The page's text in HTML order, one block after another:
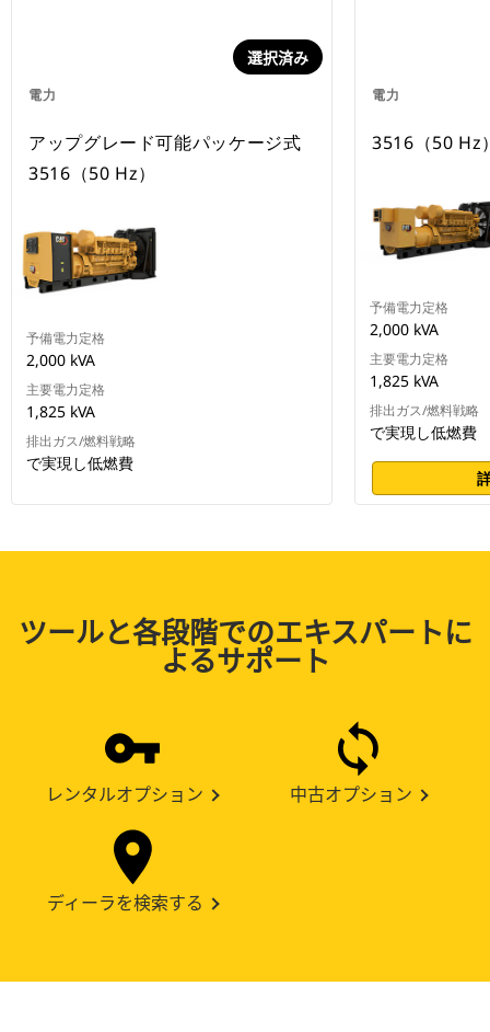
電力
選択済み
アップグレード可能パッケージ式
3516（50 Hz）
予備電力定格
2,000 kVA
主要電力定格
1,825 kVA
排出ガス/燃料戦略
で実現し低燃費
電力
3516（50 Hz
予備電力定格
2,000 kVA
主要電力定格
1,825 kVA
排出ガス/燃料戦略
で実現し低燃費
ツールと各段階でのエキスパートに
よるサポート
レンタルオプション 中古オプション
ディーラを検索する